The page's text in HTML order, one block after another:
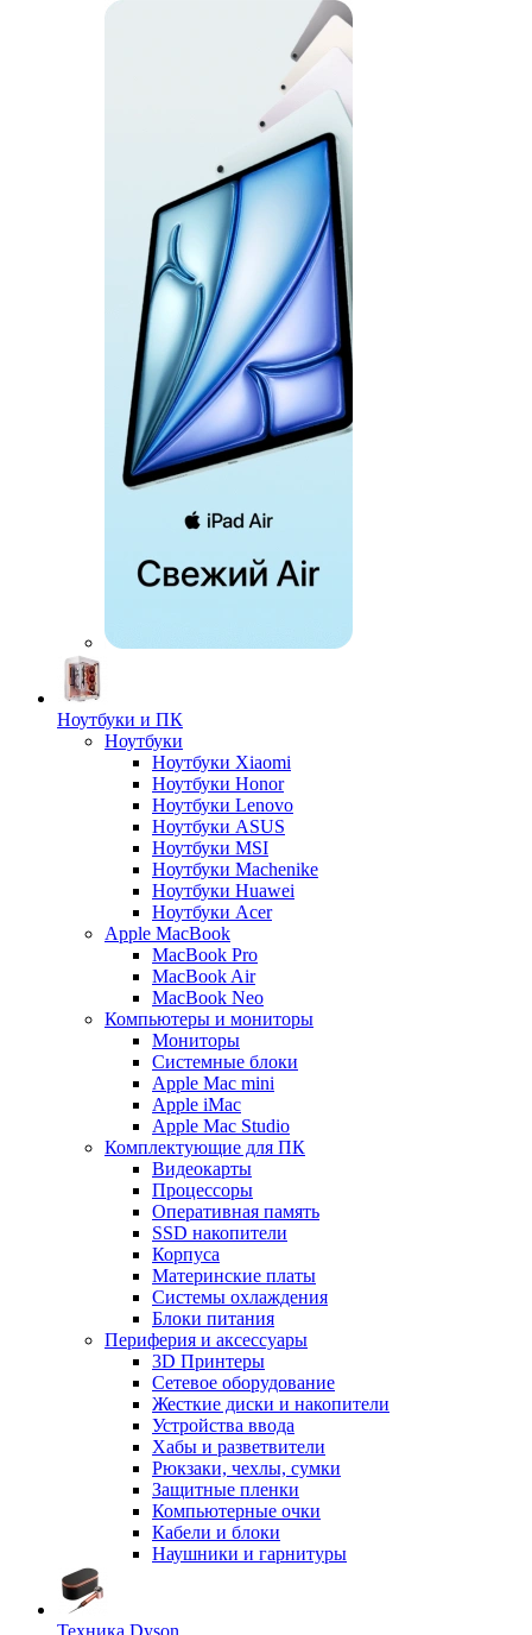
Ноутбуки и ПК
Ноутбуки
Ноутбуки Xiaomi
Ноутбуки Honor
Ноутбуки Lenovo
Ноутбуки ASUS
Ноутбуки MSI
Ноутбуки Machenike
Ноутбуки Huawei
Ноутбуки Acer
Apple MacBook
MacBook Pro
MacBook Air
MacBook Neo
Компьютеры и мониторы
Мониторы
Системные блоки
Apple Mac mini
Apple iMac
Apple Mac Studio
Комплектующие для ПК
Видеокарты
Процессоры
Оперативная память
SSD накопители
Корпуса
Материнские платы
Системы охлаждения
Блоки питания
Периферия и аксессуары
3D Принтеры
Сетевое оборудование
Жесткие диски и накопители
Устройства ввода
Хабы и разветвители
Рюкзаки, чехлы, сумки
Защитные пленки
Компьютерные очки
Кабели и блоки
Наушники и гарнитуры
Техника Dyson